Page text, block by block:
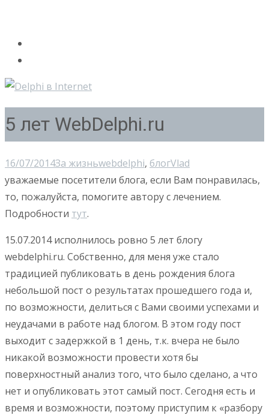
5 лет WebDelphi.ru
16/07/2014За жизньwebdelphi, блогVlad
уважаемые посетители блога, если Вам понравилась,
то, пожалуйста, помогите автору с лечением.
Подробности тут.
15.07.2014 исполнилось ровно 5 лет блогу
webdelphi.ru. Собственно, для меня уже стало
традицией публиковать в день рождения блога
небольшой пост о результатах прошедшего года и,
по возможности, делиться с Вами своими успехами и
неудачами в работе над блогом. В этом году пост
выходит с задержкой в 1 день, т.к. вчера не было
никакой возможности провести хотя бы
поверхностный анализ того, что было сделано, а что
нет и опубликовать этот самый пост. Сегодня есть и
время и возможности, поэтому приступим к «разбору